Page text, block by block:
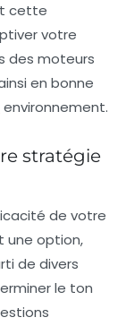
cette
votre
des moteurs
en bonne
environnement.
stratégie
de votre
une option,
de divers
le ton